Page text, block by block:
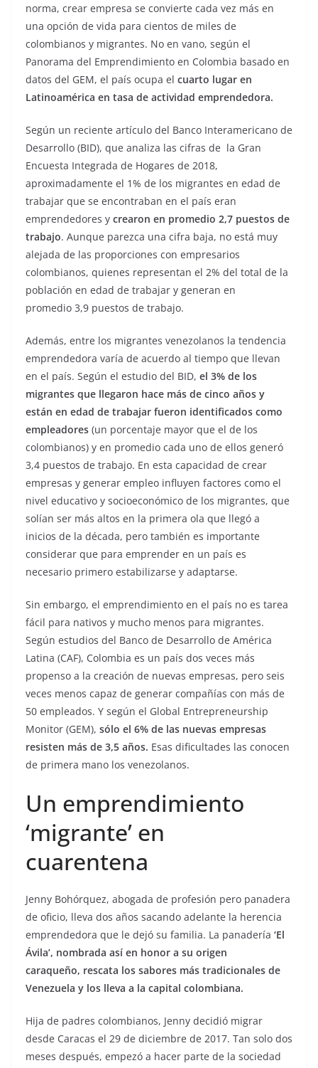
norma, crear empresa se convierte cada vez más en
una opción de vida para cientos de miles de
colombianos y migrantes. No en vano, según el
Panorama del Emprendimiento en Colombia basado en
datos del GEM, el país ocupa el cuarto lugar en
Latinoamérica en tasa de actividad emprendedora.
Según un reciente artículo del Banco Interamericano de
Desarrollo (BID), que analiza las cifras de la Gran
Encuesta Integrada de Hogares de 2018,
aproximadamente el 1% de los migrantes en edad de
trabajar que se encontraban en el país eran
emprendedores y crearon en promedio 2,7 puestos de
trabajo. Aunque parezca una cifra baja, no está muy
alejada de las proporciones con empresarios
colombianos, quienes representan el 2% del total de la
población en edad de trabajar y generan en
promedio 3,9 puestos de trabajo.
Además, entre los migrantes venezolanos la tendencia
emprendedora varía de acuerdo al tiempo que llevan
en el país. Según el estudio del BID, el 3% de los
migrantes que llegaron hace más de cinco años y
están en edad de trabajar fueron identificados como
empleadores (un porcentaje mayor que el de los
colombianos) y en promedio cada uno de ellos generó
3,4 puestos de trabajo. En esta capacidad de crear
empresas y generar empleo influyen factores como el
nivel educativo y socioeconómico de los migrantes, que
solían ser más altos en la primera ola que llegó a
inicios de la década, pero también es importante
considerar que para emprender en un país es
necesario primero estabilizarse y adaptarse.
Sin embargo, el emprendimiento en el país no es tarea
fácil para nativos y mucho menos para migrantes.
Según estudios del Banco de Desarrollo de América
Latina (CAF), Colombia es un país dos veces más
propenso a la creación de nuevas empresas, pero seis
veces menos capaz de generar compañías con más de
50 empleados. Y según el Global Entrepreneurship
Monitor (GEM), sólo el 6% de las nuevas empresas
resisten más de 3,5 años. Esas dificultades las conocen
de primera mano los venezolanos.
Un emprendimiento
‘migrante’ en
cuarentena
Jenny Bohórquez, abogada de profesión pero panadera
de oficio, lleva dos años sacando adelante la herencia
emprendedora que le dejó su familia. La panadería ‘El
Ávila’, nombrada así en honor a su origen
caraqueño, rescata los sabores más tradicionales de
Venezuela y los lleva a la capital colombiana.
Hija de padres colombianos, Jenny decidió migrar
desde Caracas el 29 de diciembre de 2017. Tan solo dos
meses después, empezó a hacer parte de la sociedad